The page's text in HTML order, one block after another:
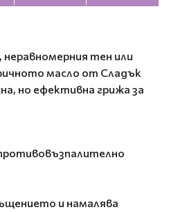
тен или
масло от Сладък
но ефективна грижа за
и намалява